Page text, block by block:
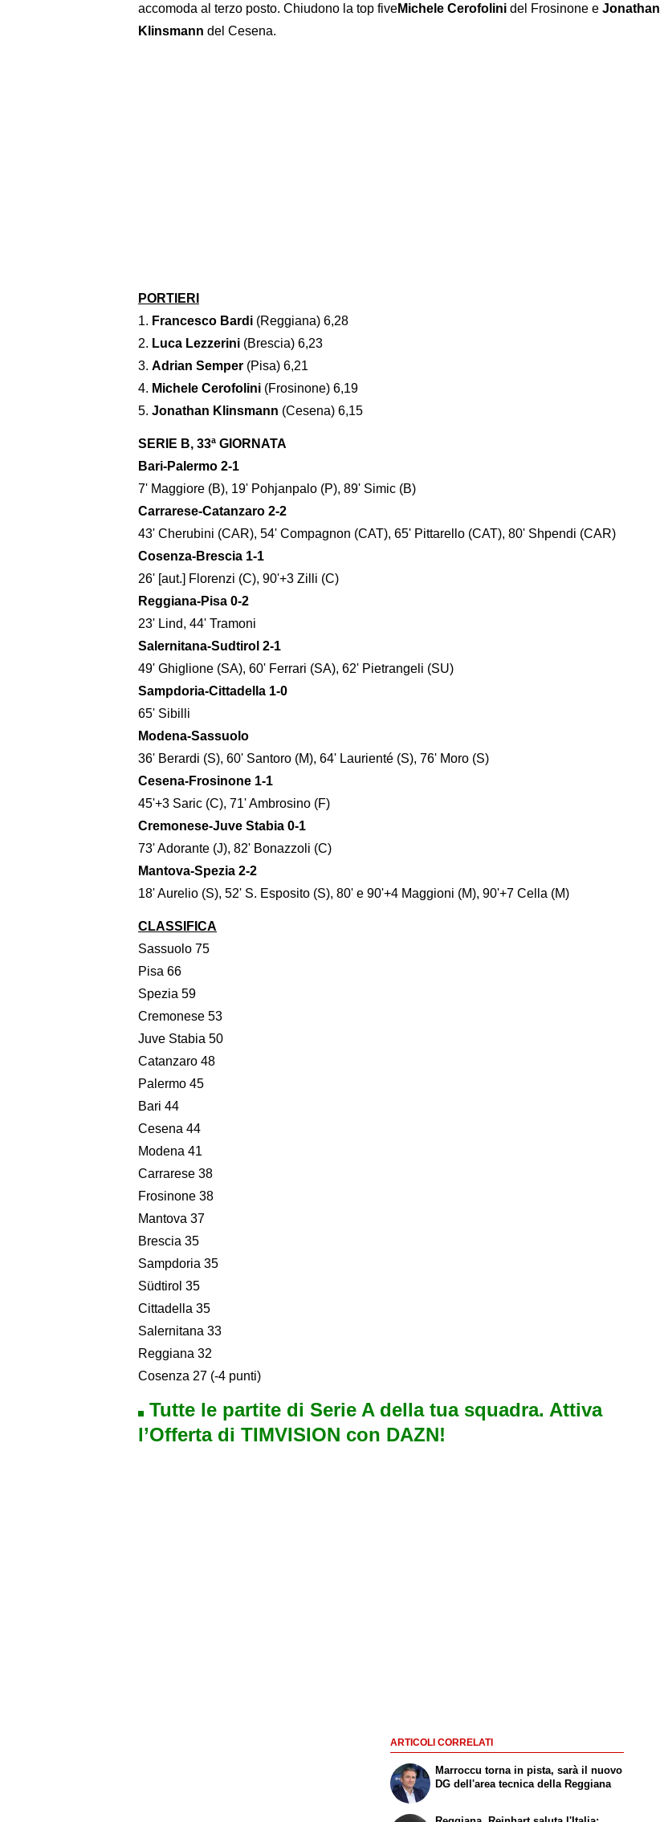
accomoda al terzo posto. Chiudono la top fiveMichele Cerofolini del Frosinone e Jonathan
Klinsmann del Cesena.
PORTIERI
1. Francesco Bardi (Reggiana) 6,28
2. Luca Lezzerini (Brescia) 6,23
3. Adrian Semper (Pisa) 6,21
4. Michele Cerofolini (Frosinone) 6,19
5. Jonathan Klinsmann (Cesena) 6,15
SERIE B, 33ª GIORNATA
Bari-Palermo 2-1
7' Maggiore (B), 19' Pohjanpalo (P), 89' Simic (B)
Carrarese-Catanzaro 2-2
43' Cherubini (CAR), 54' Compagnon (CAT), 65' Pittarello (CAT), 80' Shpendi (CAR)
Cosenza-Brescia 1-1
26' [aut.] Florenzi (C), 90'+3 Zilli (C)
Reggiana-Pisa 0-2
23' Lind, 44' Tramoni
Salernitana-Sudtirol 2-1
49' Ghiglione (SA), 60' Ferrari (SA), 62' Pietrangeli (SU)
Sampdoria-Cittadella 1-0
65' Sibilli
Modena-Sassuolo
36' Berardi (S), 60' Santoro (M), 64' Laurienté (S), 76' Moro (S)
Cesena-Frosinone 1-1
45'+3 Saric (C), 71' Ambrosino (F)
Cremonese-Juve Stabia 0-1
73' Adorante (J), 82' Bonazzoli (C)
Mantova-Spezia 2-2
18' Aurelio (S), 52' S. Esposito (S), 80' e 90'+4 Maggioni (M), 90'+7 Cella (M)
CLASSIFICA
Sassuolo 75
Pisa 66
Spezia 59
Cremonese 53
Juve Stabia 50
Catanzaro 48
Palermo 45
Bari 44
Cesena 44
Modena 41
Carrarese 38
Frosinone 38
Mantova 37
Brescia 35
Sampdoria 35
Südtirol 35
Cittadella 35
Salernitana 33
Reggiana 32
Cosenza 27 (-4 punti)
Tutte le partite di Serie A della tua squadra. Attiva
l’Offerta di TIMVISION con DAZN!
ARTICOLI CORRELATI
Marroccu torna in pista, sarà il nuovo
DG dell'area tecnica della Reggiana